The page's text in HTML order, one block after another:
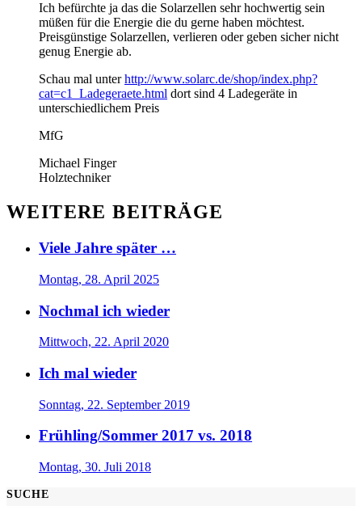
Ich befürchte ja das die Solarzellen sehr hochwertig sein
müßen für die Energie die du gerne haben möchtest.
Preisgünstige Solarzellen, verlieren oder geben sicher nicht
genug Energie ab.
Schau mal unterhttp://www.solarc.de/shop/index.php?
cat=c1_Ladegeraete.html dort sind 4 Ladegeräte in
unterschiedlichem Preis
MfG
Michael Finger
Holztechniker
WEITERE BEITRÄGE
Viele Jahre später …
Montag, 28. April 2025
Nochmal ich wieder
Mittwoch, 22. April 2020
Ich mal wieder
Sonntag, 22. September 2019
Frühling/Sommer 2017 vs. 2018
Montag, 30. Juli 2018
SUCHE